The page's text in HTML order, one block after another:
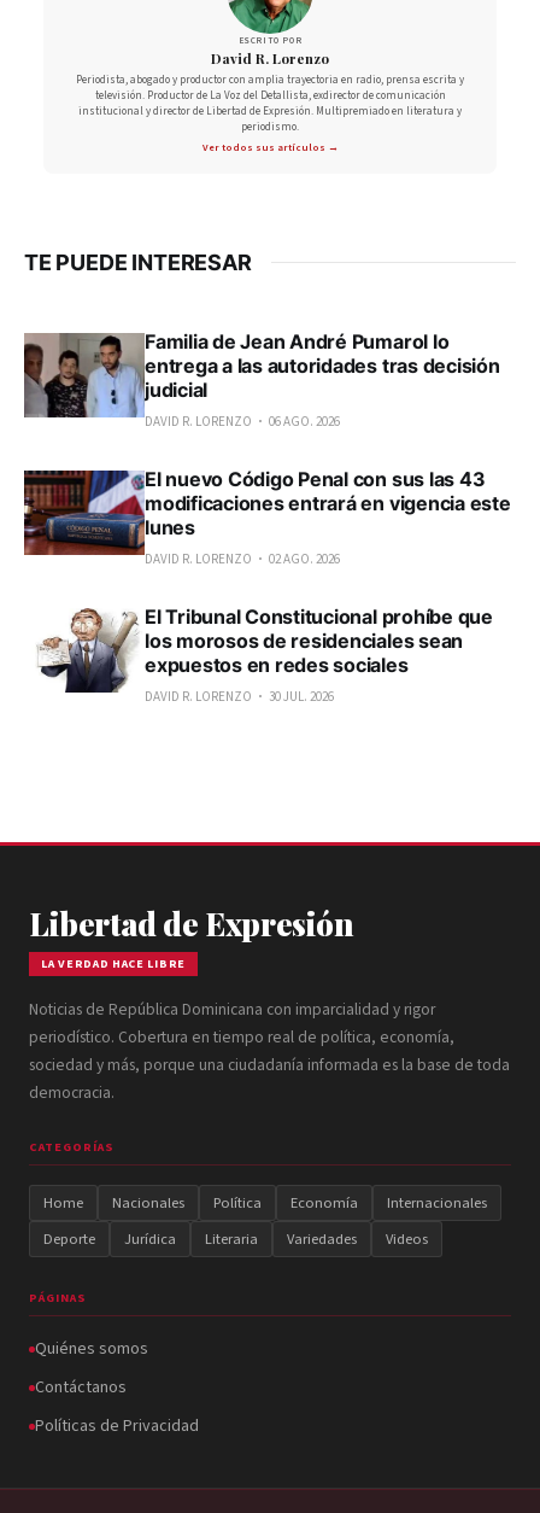
ESCRITO POR
David R. Lorenzo
Periodista, abogado y productor con amplia trayectoria en radio, prensa escrita y
televisión. Productor de La Voz del Detallista, exdirector de comunicación
institucional y director de Libertad de Expresión. Multipremiado en literatura y
periodismo.
Ver todos sus artículos →
TE PUEDE INTERESAR
Familia de Jean André Pumarol lo
entrega a las autoridades tras decisión
judicial
DAVID R. LORENZO 06 AGO. 2026
El nuevo Código Penal con sus las 43
modificaciones entrará en vigencia este
lunes
DAVID R. LORENZO 02 AGO. 2026
El Tribunal Constitucional prohíbe que
los morosos de residenciales sean
expuestos en redes sociales
DAVID R. LORENZO 30 JUL. 2026
Libertad de Expresión
LA VERDAD HACE LIBRE
Noticias de República Dominicana con imparcialidad y rigor
periodístico. Cobertura en tiempo real de política, economía,
sociedad y más, porque una ciudadanía informada es la base de toda
democracia.
CATEGORÍAS
Home Nacionales Política Economía
Internacionales
Deporte
Jurídica Literaria Variedades Videos
PÁGINAS
Quiénes somos
Contáctanos
Políticas de Privacidad